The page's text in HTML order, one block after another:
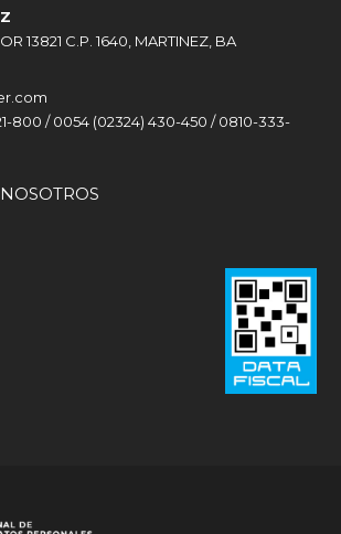
13821 C.P. 1640, MARTINEZ, BA
800 / 0054 (02324) 430-450 / 0810-333-